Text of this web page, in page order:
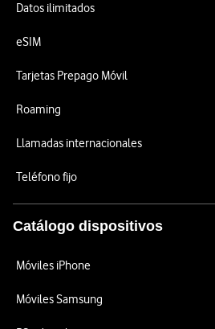
Datos ilimitados
eSIM
Tarjetas Prepago Móvil
Roaming
Llamadas internacionales
Teléfono fijo
Catálogo dispositivos
Móviles iPhone
Móviles Samsung